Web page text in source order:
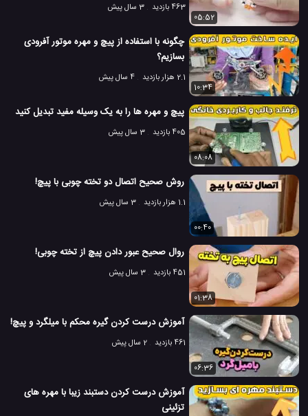
# ترفند کاربردی برای نجاری ترفند کارگاه نجاری
292 بازدید
3 سال پیش آموزش آموزش الکترونیک ویدئو ویدئو
463 بازدید
3 سال پیش
05:52
چگونه با استفاده از پیچ و مهره موتور آفرودی
بسازیم؟
2.1 هزار بازدید
4 سال پیش
10:34
پیچ و مهره ها را به یک وسیله مفید تبدیل کنید
405 بازدید 3 سال پیش
08:08
روش صحیح اتصال دو تخته چوبی با پیچ!
1.1 هزار بازدید 3 سال پیش
00:40
روال صحیح عبور دادن پیچ از تخته چوبی!
451 بازدید 3 سال پیش
01:38
آموزش درست کردن گیره محکم با میلگرد و پیچ!
461 بازدید 2 سال پیش
06:36
آموزش درست کردن دستبند زیبا با مهره های
تزئینی